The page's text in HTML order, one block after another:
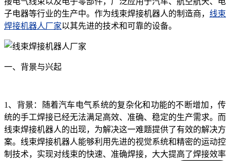
子电器等行业的生产中。作为线束焊接机器人的制造商， 线束
焊接机器人厂家以其先进的技术和可靠的设备。
一、背景与兴起
1、背景：随着汽车电气系统的复杂化和功能的不断增加，传
统的手工焊接已经无法满足高效、准确、稳定的生产需求。而
线束焊接机器人的出现，为解决这一难题提供了有效的解决方
案。线束焊接机器人能够利用先进的视觉系统和精密的运动控
制技术，实现对线束的快速、准确焊接，大大提高了焊接效率